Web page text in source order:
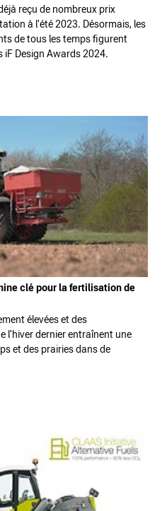
reçu de nombreux prix
à l'été 2023. Désormais, les
de tous les temps figurent
iF Design Awards 2024.
clé pour la fertilisation de
élevées et des
l'hiver dernier entraînent une
et des prairies dans de